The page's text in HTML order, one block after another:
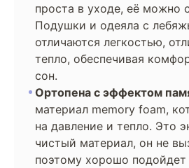
проста в уходе, её можно
Подушки и одеяла с
отличаются легкостью,
тепло, обеспечивая
сон.
Ортопена с эффектом
материал memory foam,
на давление и тепло. Это
чистый материал, он не
поэтому хорошо подойдет